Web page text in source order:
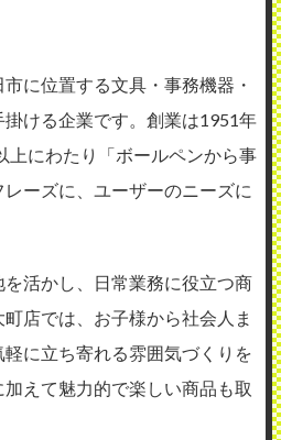
市に位置する文具・事務機器・
ける企業です。創業は1951年
上にわたり「ボールペンから事
ーズに、ユーザーのニーズに
活かし、日常業務に役立つ商
店では、お子様から社会人ま
に立ち寄れる雰囲気づくりを
えて魅力的で楽しい商品も取